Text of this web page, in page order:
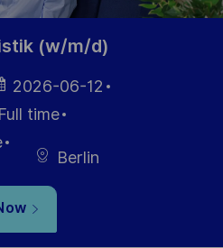
(w/m/d)
2026-06-12
Full time
Berlin